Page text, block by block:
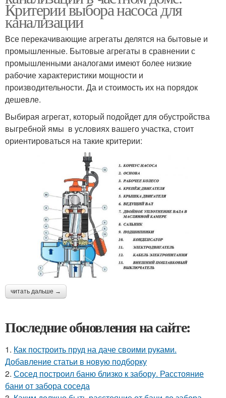
Критерии выбора насоса для
канализации
Все перекачивающие агрегаты делятся на бытовые и
промышленные. Бытовые агрегаты в сравнении с
промышленными аналогами имеют более низкие
рабочие характеристики мощности и
производительности. Да и стоимость их на порядок
дешевле.
Выбирая агрегат, который подойдет для обустройства
выгребной ямы в условиях вашего участка, стоит
ориентироваться на такие критерии:
читать дальше →
Последние обновления на сайте:
1. Как построить пруд на даче своими руками.
Добавление статьи в новую подборку
2. Сосед построил баню близко к забору. Расстояние
бани от забора соседа